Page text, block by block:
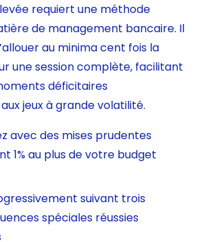
requiert une méthode
de management bancaire. Il
au minima cent fois la
une session complète, facilitant
déficitaires
jeux à grande volatilité.
avec des mises prudentes
1% au plus de votre budget
suivant trois
spéciales réussies